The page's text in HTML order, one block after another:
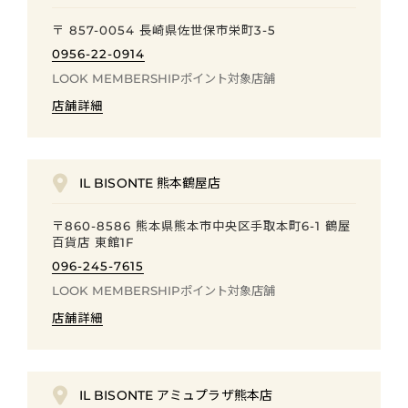
〒 857-0054 長崎県佐世保市栄町3-5
0956-22-0914
LOOK MEMBERSHIPポイント対象店舗
店舗詳細
IL BISONTE 熊本鶴屋店
〒860-8586 熊本県熊本市中央区手取本町6-1 鶴屋
百貨店 東館1F
096-245-7615
LOOK MEMBERSHIPポイント対象店舗
店舗詳細
IL BISONTE アミュプラザ熊本店